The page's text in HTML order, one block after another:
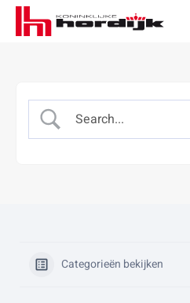
Koninklijke
Hordijk
Categorieën bekijken